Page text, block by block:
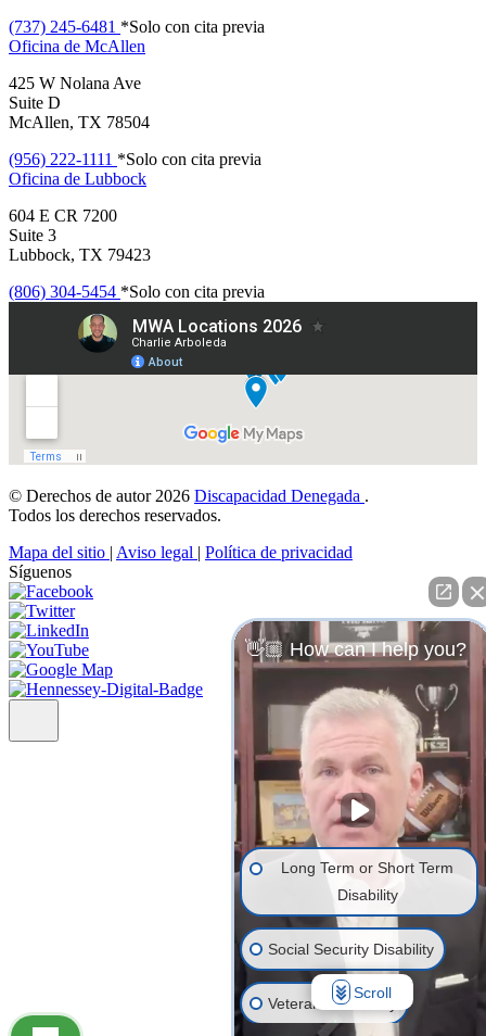
(737) 245-6481 *Solo con cita previa
Oficina de McAllen
425 W Nolana Ave
Suite D
McAllen, TX 78504
(956) 222-1111 *Solo con cita previa
Oficina de Lubbock
604 E CR 7200
Suite 3
Lubbock, TX 79423
(806) 304-5454 *Solo con cita previa
© Derechos de autor 2026 Discapacidad Denegada .
Todos los derechos reservados.
Mapa del sitio | Aviso legal | Política de privacidad
Síguenos
👋🏼 How can I help you?
Long Term or Short Term
Disability
Social Security Disability
Veterans' Disability
Scroll